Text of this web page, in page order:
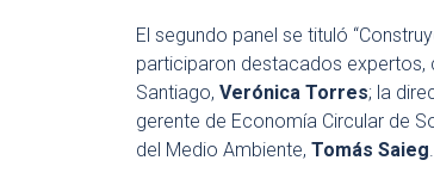
El segundo panel se tituló
participaron destacados expertos,
Santiago, Verónica Torres; la
gerente de Economía Circular de
del Medio Ambiente, Tomás Saieg